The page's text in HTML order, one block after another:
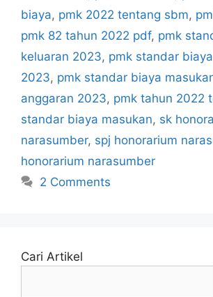
biaya, pmk 2022 tentang sbm,
pmk 82 tahun 2022 pdf, pmk
keluaran 2023, pmk standar
2023, pmk standar biaya
anggaran 2023, pmk tahun 2022
standar biaya masukan, sk
narasumber, spj honorarium
honorarium narasumber
2 Comments
Cari Artikel